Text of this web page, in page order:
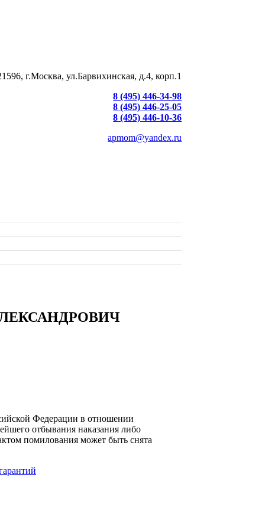
г.Москва, ул.Барвихинская, д.4, корп.1
8 (495) 446-34-98
8 (495) 446-25-05
8 (495) 446-10-36
apmom@yandex.ru
Федерации в отношении
отбывания наказания либо
помилования может быть снята